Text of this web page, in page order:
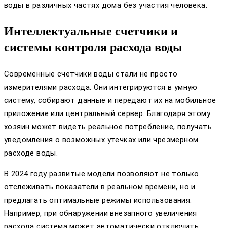
воды в различных частях дома без участия человека.
Интеллектуальные счетчики и
системы контроля расхода воды
Современные счетчики воды стали не просто
измерителями расхода. Они интегрируются в умную
систему, собирают данные и передают их на мобильное
приложение или центральный сервер. Благодаря этому
хозяин может видеть реальное потребление, получать
уведомления о возможных утечках или чрезмерном
расходе воды.
В 2024 году развитые модели позволяют не только
отслеживать показатели в реальном времени, но и
предлагать оптимальные режимы использования.
Например, при обнаружении внезапного увеличения